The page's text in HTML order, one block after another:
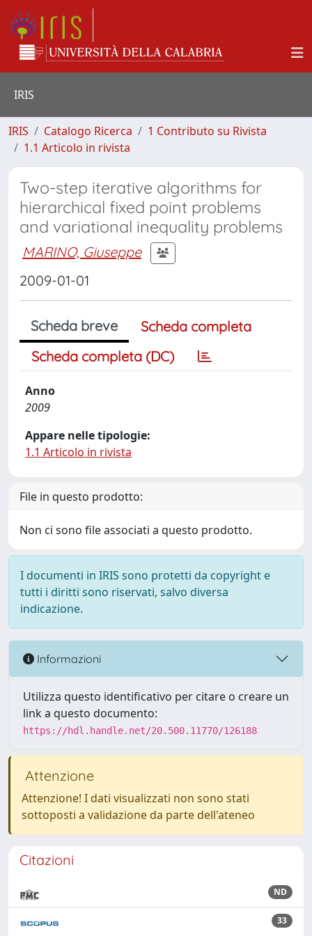
IRIS
IRIS Catalogo Ricerca
1 Contributo su Rivista
1.1 Articolo in rivista
Two-step iterative algorithms for
hierarchical fixed point problems
and variational inequality problems
MARINO, Giuseppe
2009-01-01
Scheda breve
Scheda completa
Scheda completa (DC)
Anno
2009
Appare nelle tipologie:
1.1 Articolo in rivista
File in questo prodotto:
Non ci sono file associati a questo prodotto.
I documenti in IRIS sono protetti da copyright e
tutti i diritti sono riservati, salvo diversa
indicazione.
Informazioni
Utilizza questo identificativo per citare o creare un
link a questo documento:
https://hdl.handle.net/20.500.11770/126188
Attenzione
Attenzione! I dati visualizzati non sono stati
sottoposti a validazione da parte dell'ateneo
Citazioni
ND
33